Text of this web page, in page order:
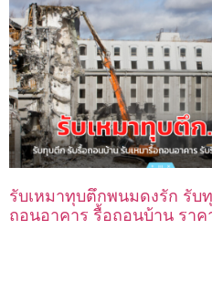
รับเหมาทุบตึกพนมดงรัก รับ
ถอนอาคาร รื้อถอนบ้าน ราค